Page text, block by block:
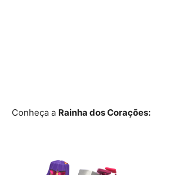
Conheça a Rainha dos Corações: